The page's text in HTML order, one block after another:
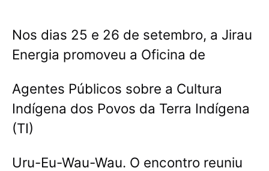
Nos dias 25 e 26 de setembro, a Jirau
Energia promoveu a Oficina de
Agentes Públicos sobre a Cultura
Indígena dos Povos da Terra Indígena
(TI)
Uru-Eu-Wau-Wau. O encontro reuniu